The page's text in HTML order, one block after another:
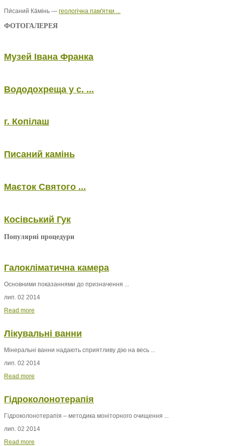
Пи́саний Ка́мінь — геологічна пам'ятки ...
ФОТОГАЛЕРЕЯ
Музей Івана Франка
Вододохреща у с. ...
г. Копілаш
Писаний камінь
Маєток Святого ...
Косівський Гук
Популярні процедури
Галокліматична камера
Основними показаннями до призначення ...
лип. 02 2014
Read more
Лікувальні ванни
Мінеральні ванни надають сприятливу дію на весь ...
лип. 02 2014
Read more
Гідроколонотерапія
Гідроколонотерапія – методика моніторного очищення ...
лип. 02 2014
Read more